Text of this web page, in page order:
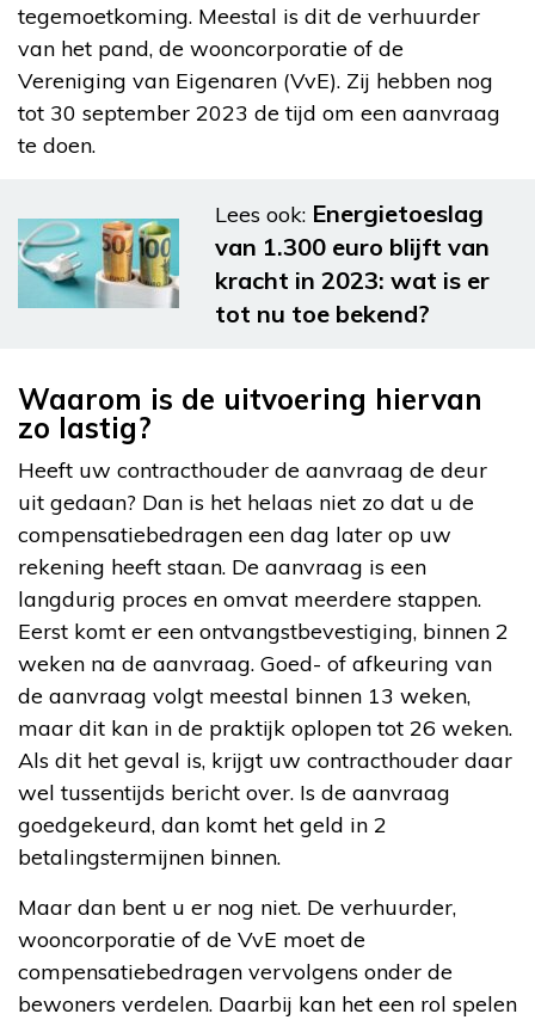
tegemoetkoming. Meestal is dit de verhuurder
van het pand, de wooncorporatie of de
Vereniging van Eigenaren (VvE). Zij hebben nog
tot 30 september 2023 de tijd om een aanvraag
te doen.
Lees ook: Energietoeslag
van 1.300 euro blijft van
kracht in 2023: wat is er
tot nu toe bekend?
Waarom is de uitvoering hiervan
zo lastig?
Heeft uw contracthouder de aanvraag de deur
uit gedaan? Dan is het helaas niet zo dat u de
compensatiebedragen een dag later op uw
rekening heeft staan. De aanvraag is een
langdurig proces en omvat meerdere stappen.
Eerst komt er een ontvangstbevestiging, binnen 2
weken na de aanvraag. Goed- of afkeuring van
de aanvraag volgt meestal binnen 13 weken,
maar dit kan in de praktijk oplopen tot 26 weken.
Als dit het geval is, krijgt uw contracthouder daar
wel tussentijds bericht over. Is de aanvraag
goedgekeurd, dan komt het geld in 2
betalingstermijnen binnen.
Maar dan bent u er nog niet. De verhuurder,
wooncorporatie of de VvE moet de
compensatiebedragen vervolgens onder de
bewoners verdelen. Daarbij kan het een rol spelen